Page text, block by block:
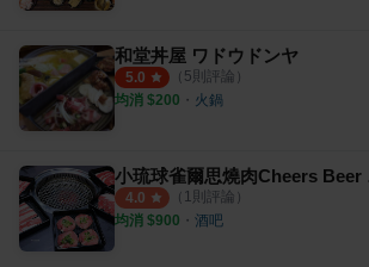
和堂丼屋 ワドウドンヤ
5.0 （ 5則評論）
均消 $200 ・ 火鍋
4.0 （ 1 則評論）
均消 $900 ・ 酒吧